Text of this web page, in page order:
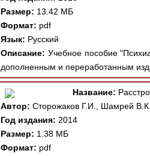
Размер: 13.42 МБ
Формат: pdf
Язык: Русский
Описание: Учебное пособие
дополненным и переработанным
Название:
Автор: Сторожаков Г.И., Шамрей В.К.
Год издания: 2014
Размер: 1.38 МБ
Формат: pdf